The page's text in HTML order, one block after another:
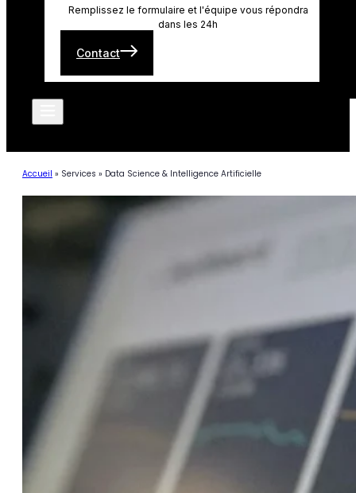
Remplissez le formulaire et l'équipe vous répondra
dans les 24h
Contact
Accueil » Services » Data Science & Intelligence Artificielle